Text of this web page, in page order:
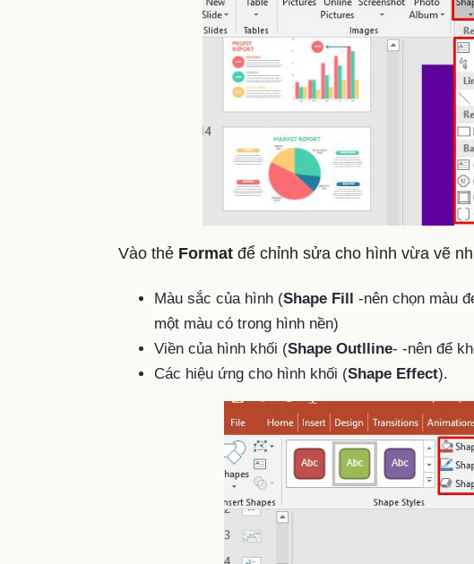
Vào thẻ Format để chỉnh sửa cho hình vừa vẽ
Màu sắc của hình (Shape Fill -nên chọn màu
một màu có trong hình nền)
Viền của hình khối (Shape Outlline- -nên để
Các hiệu ứng cho hình khối (Shape Effect).